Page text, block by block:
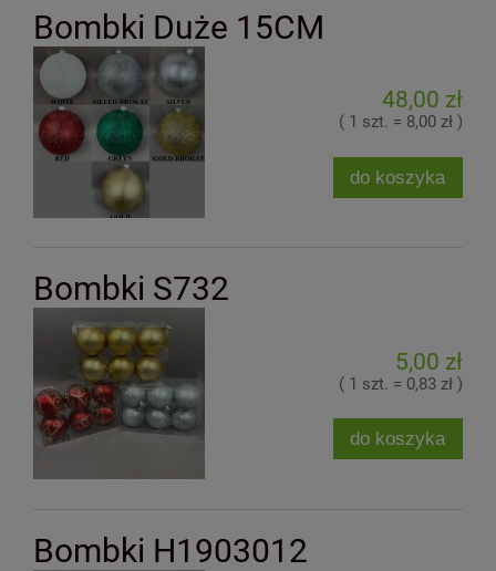
Bombki Duże 15CM
48,00 zł
( 1 szt. = 8,00 zł )
do koszyka
Bombki S732
5,00 zł
( 1 szt. = 0,83 zł )
do koszyka
Bombki H1903012